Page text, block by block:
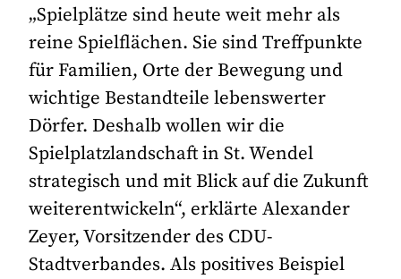
„Spielplätze sind heute weit mehr als
reine Spielflächen. Sie sind Treffpunkte
für Familien, Orte der Bewegung und
wichtige Bestandteile lebenswerter
Dörfer. Deshalb wollen wir die
Spielplatzlandschaft in St. Wendel
strategisch und mit Blick auf die Zukunft
weiterentwickeln“, erklärte Alexander
Zeyer, Vorsitzender des CDU-
Stadtverbandes. Als positives Beispiel